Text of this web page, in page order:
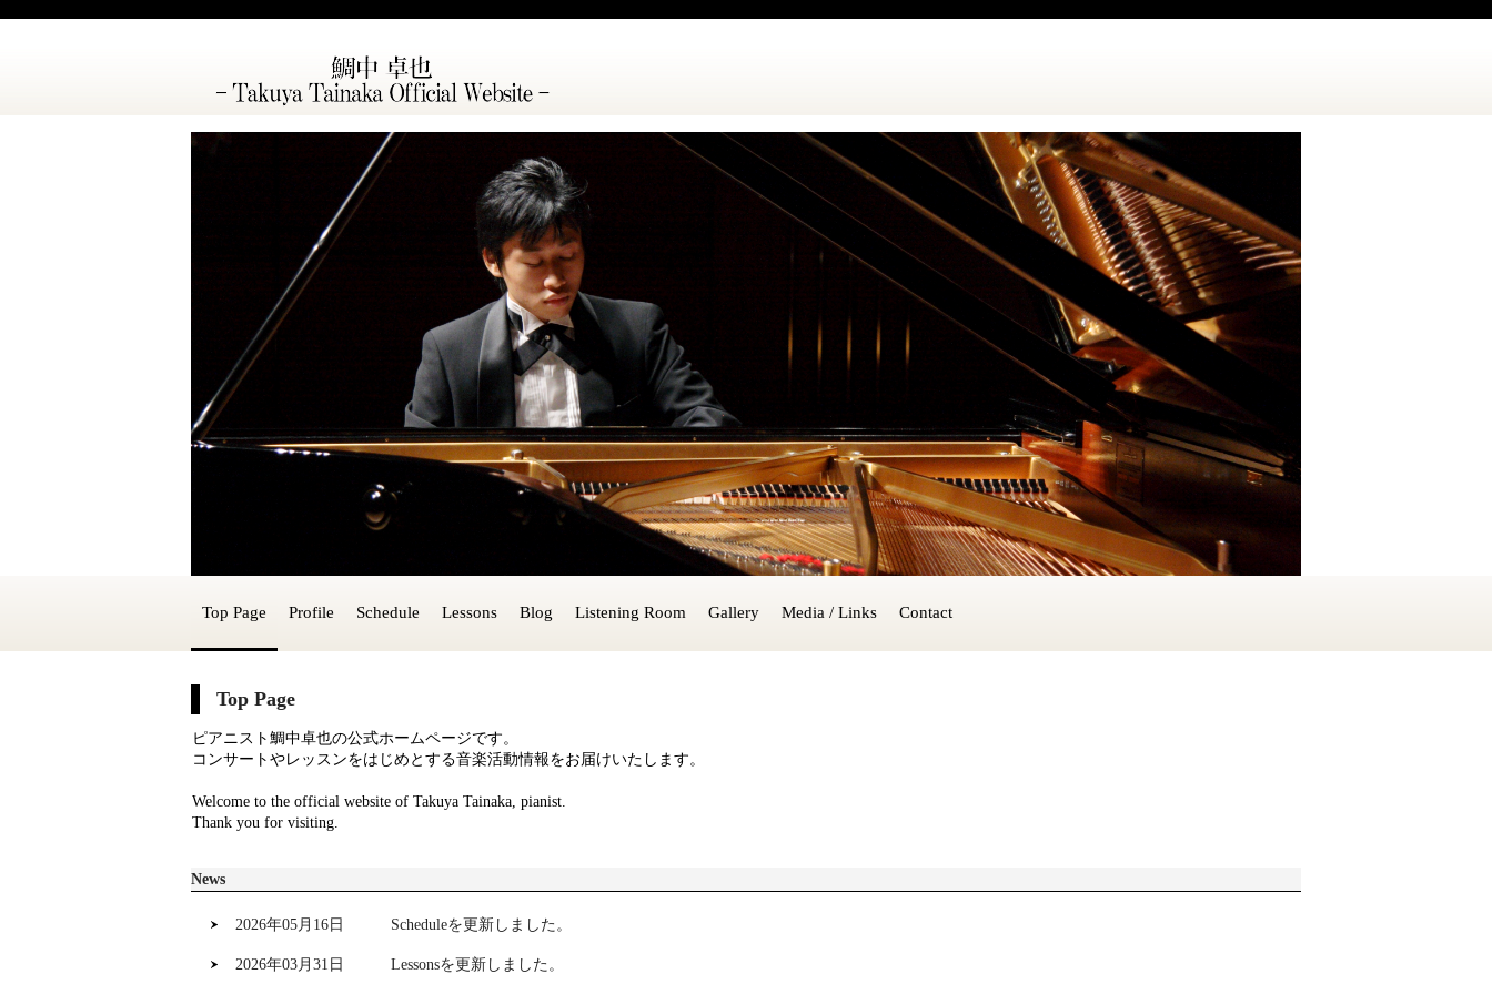
Top Page Profile Schedule Lessons Blog Listening Room Gallery Media / Links Contact
Top Page
ピアニスト鯛中卓也の公式ホームページです。
コンサートやレッスンをはじめとする音楽活動情報をお届けいたします。
Welcome to the official website of Takuya Tainaka, pianist.
Thank you for visiting.
News
2026年05月16日 Scheduleを更新しました。
2026年03月31日 Lessonsを更新しました。